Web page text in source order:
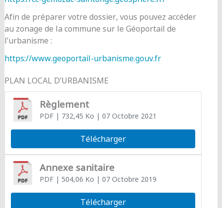
Afin de préparer votre dossier, vous pouvez accéder
au zonage de la commune sur le Géoportail de
l’urbanisme :
https://www.geoportail-urbanisme.gouv.fr
PLAN LOCAL D’URBANISME
Règlement
PDF| 732,45 Ko | 07 Octobre 2021
Télécharger
Annexe sanitaire
PDF| 504,06 Ko | 07 Octobre 2019
Télécharger